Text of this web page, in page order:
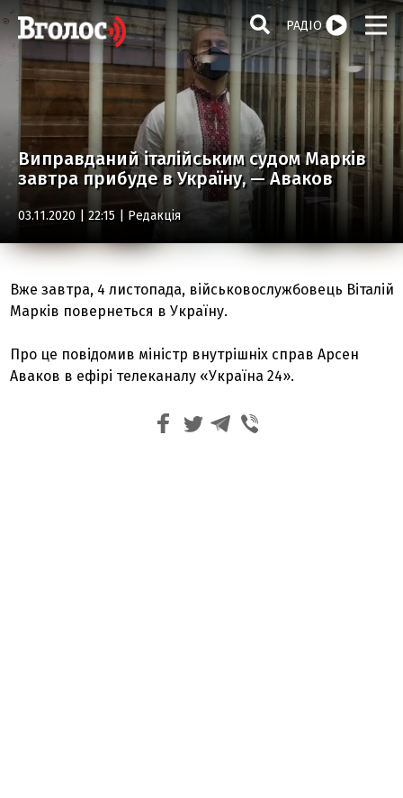
РАДІО
Виправданий італійським судом Марків
завтра прибуде в Україну, — Аваков
03.11.2020 | 22:15 | Редакція
Вже завтра, 4 листопада, військовослужбовець Віталій
Марків повернеться в Україну.
Про це повідомив міністр внутрішніх справ Арсен
Аваков в ефірі телеканалу «Україна 24».